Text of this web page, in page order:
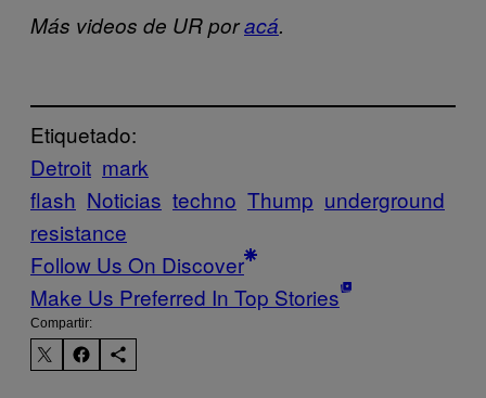
Más videos de UR poracá.
Etiquetado:
Detroit mark
flash Noticias techno Thump underground
resistance
Follow Us On Discover
Make Us Preferred In Top Stories
Compartir: